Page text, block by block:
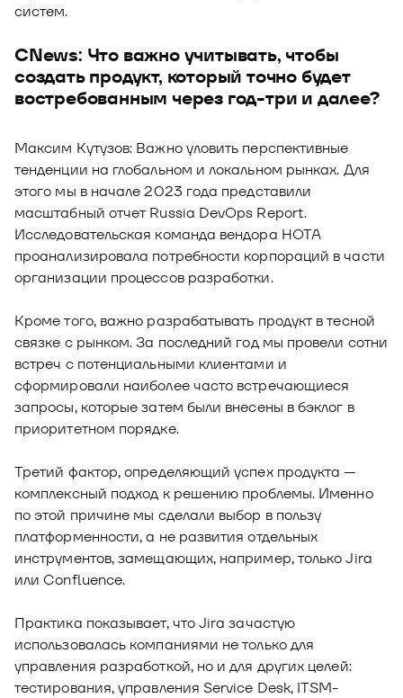
систем.
CNews: Что важно учитывать, чтобы
создать продукт, который точно будет
востребованным через год-три и далее?
Максим Кутузов: Важно уловить перспективные
тенденции на глобальном и локальном рынках. Для
этого мы в начале 2023 года представили
масштабный отчет Russia DevOps Report.
Исследовательская команда вендора НОТА
проанализировала потребности корпораций в части
организации процессов разработки.
Кроме того, важно разрабатывать продукт в тесной
связке с рынком. За последний год мы провели сотни
встреч с потенциальными клиентами и
сформировали наиболее часто встречающиеся
запросы, которые затем были внесены в бэклог в
приоритетном порядке.
Третий фактор, определяющий успех продукта —
комплексный подход к решению проблемы. Именно
по этой причине мы сделали выбор в пользу
платформенности, а не развития отдельных
инструментов, замещающих, например, только Jira
или Confluence.
Практика показывает, что Jira зачастую
использовалась компаниями не только для
управления разработкой, но и для других целей:
тестирования, управления Service Desk, ITSM-